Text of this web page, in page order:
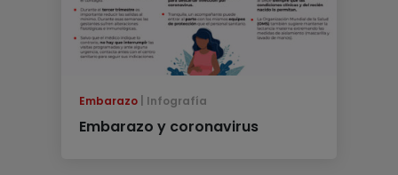
Embarazo Infografía
Embarazo y coronavirus